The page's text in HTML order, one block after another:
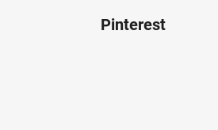
Pinterest